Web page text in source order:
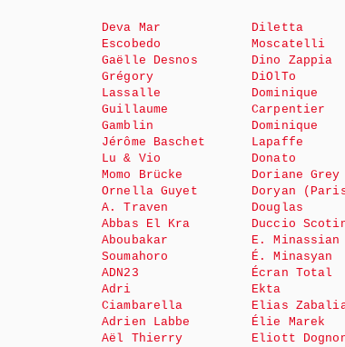
Deva Mar
Escobedo
Gaëlle Desnos
Grégory
Lassalle
Guillaume
Gamblin
Jérôme Baschet
Lu & Vio
Momo Brücke
Ornella Guyet
A. Traven
Abbas El Kra
Aboubakar
Soumahoro
ADN23
Adri
Ciambarella
Adrien Labbe
Aël Thierry
Diletta
Moscatelli
Dino Zappia
DiOlTo
Dominique
Carpentier
Dominique
Lapaffe
Donato
Doriane Grey
Doryan
Douglas
Duccio
E. Minassian
É. Minasyan
Écran Total
Ekta
Elias
Élie Marek
Eliott